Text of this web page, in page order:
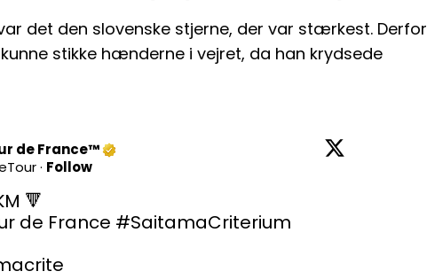
det den slovenske stjerne, der var stærkest. Derfor
stikke hænderne i vejret, da han krydsede
de France™
· Follow
🔻
de France #SaitamaCriterium